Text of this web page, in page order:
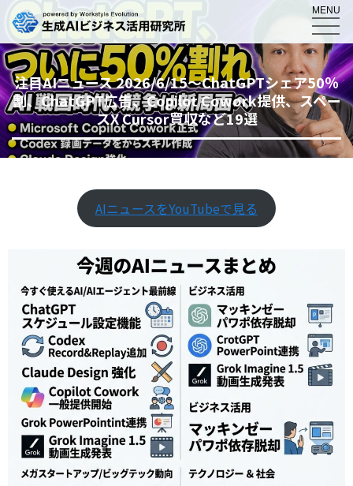
MENU
注目AIニュース 2026/6/15～ChatGPTシェア50％
割、ChatGPT広告、Copilot Cowork提供、スペー
スX Cursor買収など19選
AIニュースをYouTubeで見る